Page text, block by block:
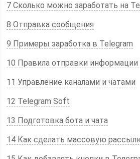
7 Сколько можно заработать на
8 Отправка сообщения
9 Примеры заработка в Telegram
10 Правила отправки информации
11 Управление каналами и чатами
12 Telegram Soft
13 Подготовка бота и чата
14 Как сделать массовую